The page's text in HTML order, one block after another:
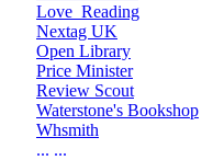
Love_Reading
Nextag UK
Open Library
Price Minister
Review Scout
Waterstone's Bookshop
Whsmith
... ...